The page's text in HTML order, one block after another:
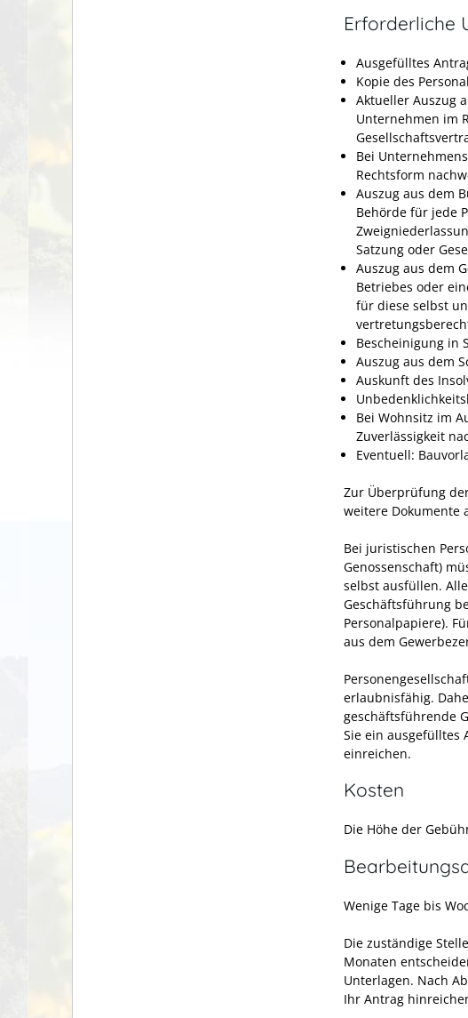
Erforderliche
Ausgefülltes
Kopie des
Aktueller Auszug
Unternehmen im
Bei
Rechtsform
Auszug aus dem
Behörde für jede
Satzung oder
Auszug aus dem
Betriebes oder
für diese selbst
Bescheinigung in
Auszug aus dem
Auskunft des
Bei Wohnsitz im
Zuverlässigkeit
Eventuell:
Zur Überprüfung
weitere Dokumente
Bei juristischen
Genossenschaft)
selbst ausfüllen.
Geschäftsführung
Personalpapiere).
aus dem
erlaubnisfähig.
geschäftsführende
Sie ein ausgefülltes
einreichen.
Kosten
Die Höhe der
Wenige Tage bis
Die zuständige
Monaten
Unterlagen. Nach
Ihr Antrag